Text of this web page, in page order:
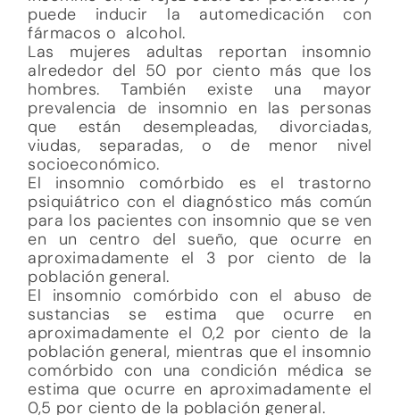
puede inducir la automedicación con
fármacos o alcohol.
Las mujeres adultas reportan insomnio
alrededor del 50 por ciento más que los
hombres. También existe una mayor
prevalencia de insomnio en las personas
que están desempleadas, divorciadas,
viudas, separadas, o de menor nivel
socioeconómico.
El insomnio comórbido es el trastorno
psiquiátrico con el diagnóstico más común
para los pacientes con insomnio que se ven
en un centro del sueño, que ocurre en
aproximadamente el 3 por ciento de la
población general.
El insomnio comórbido con el abuso de
sustancias se estima que ocurre en
aproximadamente el 0,2 por ciento de la
población general, mientras que el insomnio
comórbido con una condición médica se
estima que ocurre en aproximadamente el
0,5 por ciento de la población general.